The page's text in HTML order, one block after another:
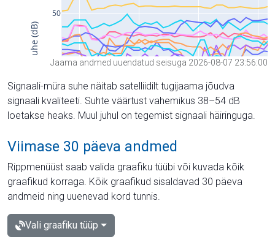
Jaama andmed uuendatud seisuga 2026-08-07 23:56:00
Signaali-müra suhe näitab satelliidilt tugijaama jõudva
signaali kvaliteeti. Suhte väärtust vahemikus 38–54 dB
loetakse heaks. Muul juhul on tegemist signaali häiringuga.
Viimase 30 päeva andmed
Rippmenüüst saab valida graafiku tüübi või kuvada kõik
graafikud korraga. Kõik graafikud sisaldavad 30 päeva
andmeid ning uuenevad kord tunnis.
Vali graafiku tüüp